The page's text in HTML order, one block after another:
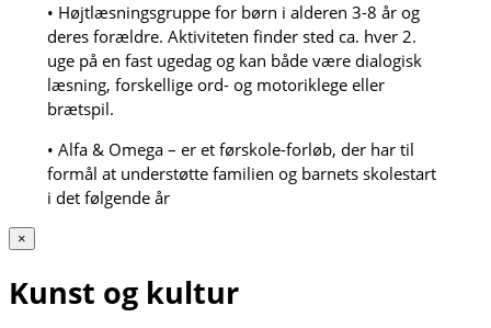
• Højtlæsningsgruppe for børn i alderen 3-8 år og
deres forældre. Aktiviteten finder sted ca. hver 2.
uge på en fast ugedag og kan både være dialogisk
læsning, forskellige ord- og motoriklege eller
brætspil.
• Alfa & Omega – er et førskole-forløb, der har til
formål at understøtte familien og barnets skolestart
i det følgende år
×
Kunst og kultur